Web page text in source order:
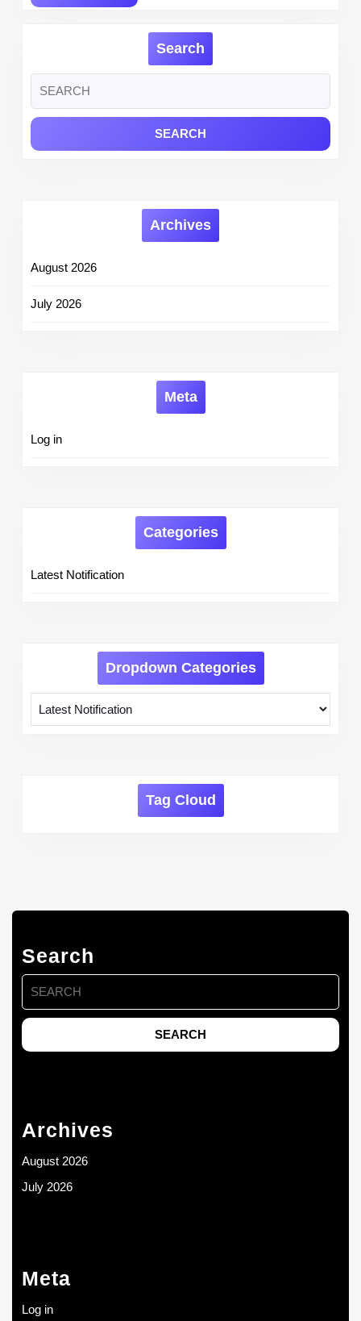
Datesheet
PDF
MORE
Search
for:
Archives
August 2026
July 2026
Meta
Log in
Categories
Latest Notification
Dropdown Categories
Tag Cloud
Search
Search
for:
Archives
August 2026
July 2026
Meta
Log in